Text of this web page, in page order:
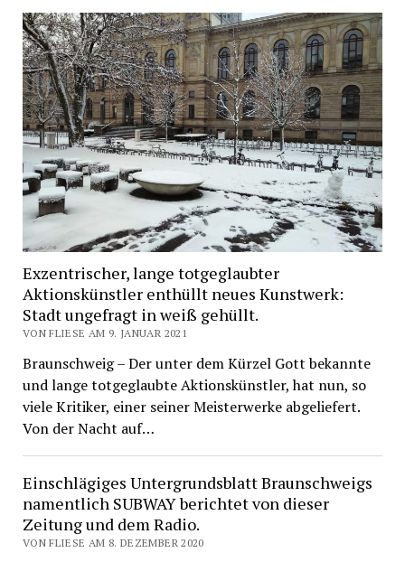
Exzentrischer, lange totgeglaubter
Aktionskünstler enthüllt neues Kunstwerk:
Stadt ungefragt in weiß gehüllt.
VON FLIESE AM 9. JANUAR 2021
Braunschweig – Der unter dem Kürzel Gott bekannte
und lange totgeglaubte Aktionskünstler, hat nun, so
viele Kritiker, einer seiner Meisterwerke abgeliefert.
Von der Nacht auf…
Einschlägiges Untergrundsblatt Braunschweigs
namentlich SUBWAY berichtet von dieser
Zeitung und dem Radio.
VON FLIESE AM 8. DEZEMBER 2020